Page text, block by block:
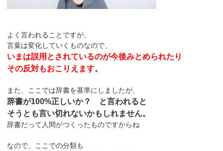
よく言われることですが、
言葉は変化していくものなので、
いまは誤用とされているのが今後みとめられたり
その反対もおこりえます。
また、ここでは辞書を基準にしましたが、
辞書が100%正しいか？ と言われると
そうとも言い切れないかもしれません。
辞書だって人間がつくったものですからね
なので、ここでの分類も